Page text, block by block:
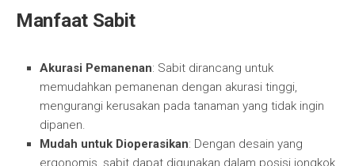
Manfaat Sabit
Akurasi Pemanenan: Sabit dirancang untuk
memudahkan pemanenan dengan akurasi tinggi,
mengurangi kerusakan pada tanaman yang tidak ingin
dipanen.
Mudah untuk Dioperasikan: Dengan desain yang
ergonomis, sabit dapat digunakan dalam posisi jongkok